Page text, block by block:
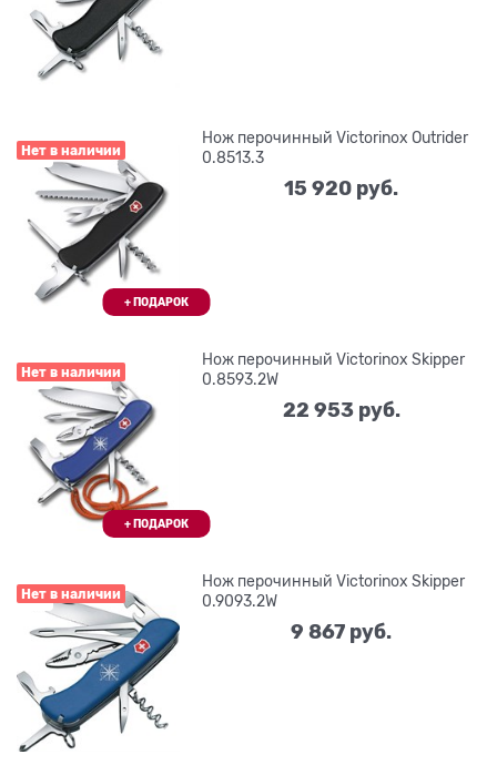
Нет в наличии
Нож перочинный Victorinox Outrider
0.8513.3
15 920 руб.
Нет в наличии
Нож перочинный Victorinox Skipper
0.8593.2W
22 953 руб.
Нет в наличии
Нож перочинный Victorinox Skipper
0.9093.2W
9 867 руб.